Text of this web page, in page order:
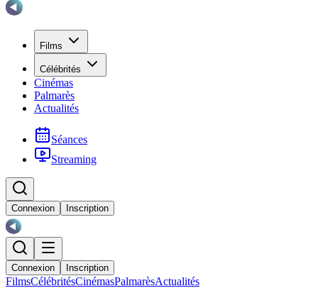
Films
Célébrités
Cinémas
Palmarès
Actualités
Séances
Streaming
Connexion Inscription
Connexion Inscription
FilmsCélébritésCinémasPalmarèsActualités